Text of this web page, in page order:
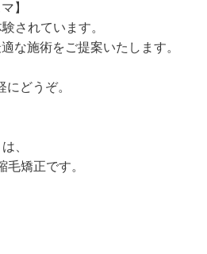
】
されています。
な施術をご提案いたします。
どうぞ。
、
矯正です。